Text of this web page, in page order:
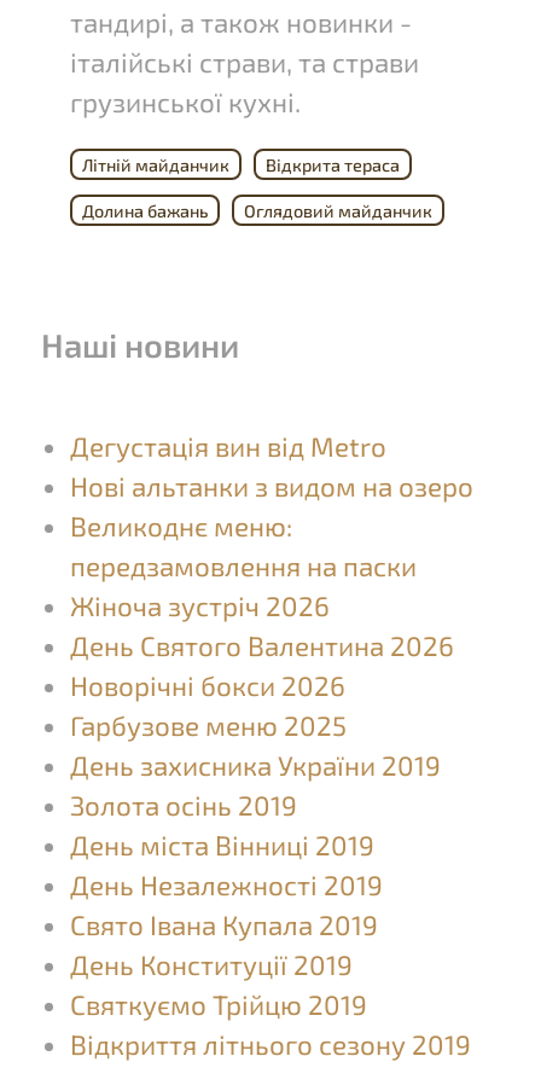
тандирі, а також новинки -
італійські страви, та страви
грузинської кухні.
Літній майданчик Відкрита тераса
Долина бажань Оглядовий майданчик
Наші новини
Дегустація вин від Metro
Нові альтанки з видом на озеро
Великоднє меню:
передзамовлення на паски
Жіноча зустріч 2026
День Святого Валентина 2026
Новорічні бокси 2026
Гарбузове меню 2025
День захисника України 2019
Золота осінь 2019
День міста Вінниці 2019
День Незалежності 2019
Свято Івана Купала 2019
День Конституції 2019
Святкуємо Трійцю 2019
Відкриття літнього сезону 2019